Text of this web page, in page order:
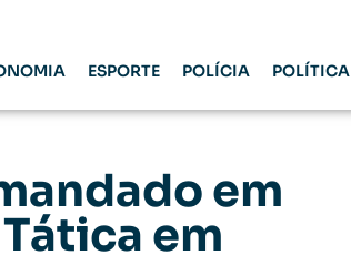
ESPORTE POLÍCIA POLÍTICA
em
em